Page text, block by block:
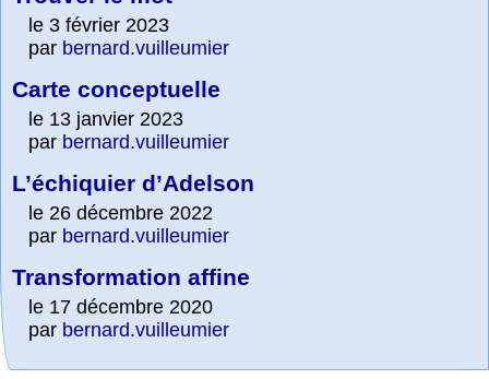
le 3 février 2023
par bernard.vuilleumier
Carte conceptuelle
le 13 janvier 2023
par bernard.vuilleumier
L’échiquier d’Adelson
le 26 décembre 2022
par bernard.vuilleumier
Transformation affine
le 17 décembre 2020
par bernard.vuilleumier